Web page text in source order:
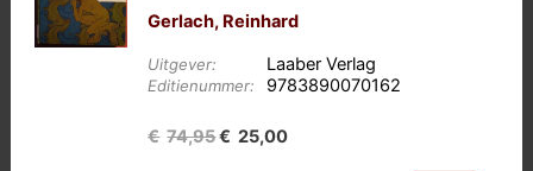
Gerlach, Reinhard
Uitgever: Laaber Verlag
Editienummer: 9783890070162
€ 74,95Oorspronkelijke
€ 25,00Huidige